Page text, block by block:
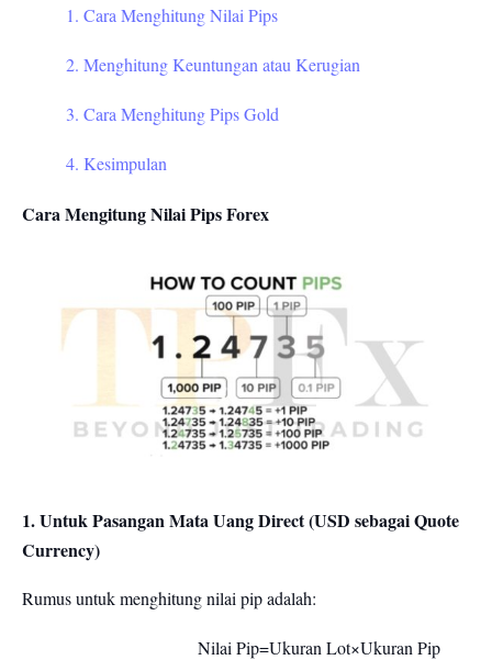
1. Cara Menghitung Nilai Pips
2. Menghitung Keuntungan atau Kerugian
3. Cara Menghitung Pips Gold
4. Kesimpulan
Cara Mengitung Nilai Pips Forex
1. Untuk Pasangan Mata Uang Direct (USD sebagai Quote
Currency)
Rumus untuk menghitung nilai pip adalah:
Nilai Pip=Ukuran Lot×Ukuran Pip